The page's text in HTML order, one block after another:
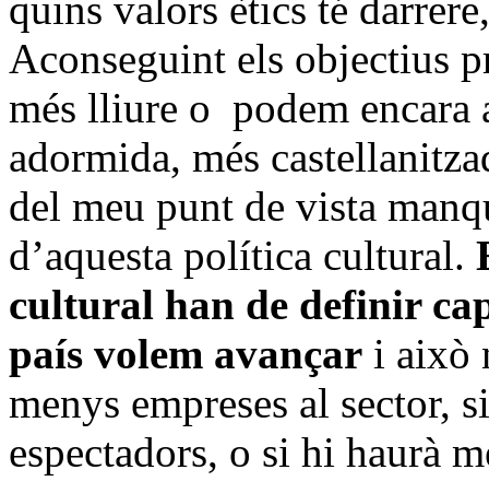
Aconseguint els objectius
més lliure o podem encara
adormida, més
del meu punt de vista
d’aquesta política cultural.
cultural han de definir
país volem avançar i això
menys empreses al sector,
espectadors, o si hi haurà